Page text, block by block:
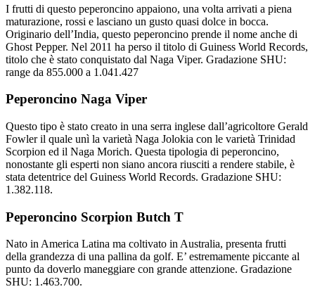
I frutti di questo peperoncino appaiono, una volta arrivati a piena
maturazione, rossi e lasciano un gusto quasi dolce in bocca.
Originario dell’India, questo peperoncino prende il nome anche di
Ghost Pepper. Nel 2011 ha perso il titolo di Guiness World Records,
titolo che è stato conquistato dal Naga Viper. Gradazione SHU:
range da 855.000 a 1.041.427
Peperoncino Naga Viper
Questo tipo è stato creato in una serra inglese dall’agricoltore Gerald
Fowler il quale unì la varietà Naga Jolokia con le varietà Trinidad
Scorpion ed il Naga Morich. Questa tipologia di peperoncino,
nonostante gli esperti non siano ancora riusciti a rendere stabile, è
stata detentrice del Guiness World Records. Gradazione SHU:
1.382.118.
Peperoncino Scorpion Butch T
Nato in America Latina ma coltivato in Australia, presenta frutti
della grandezza di una pallina da golf. E’ estremamente piccante al
punto da doverlo maneggiare con grande attenzione. Gradazione
SHU: 1.463.700.